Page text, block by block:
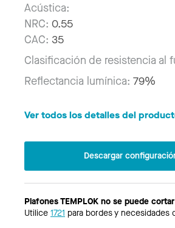
Acústica:
NRC: 0.55
CAC: 35
Clasificación de resistencia al
Reflectancia lumínica: 79%
Ver todos los detalles del
Descargar
Plafones TEMPLOK no se puede cortar
Utilice 1721 para bordes y necesidades